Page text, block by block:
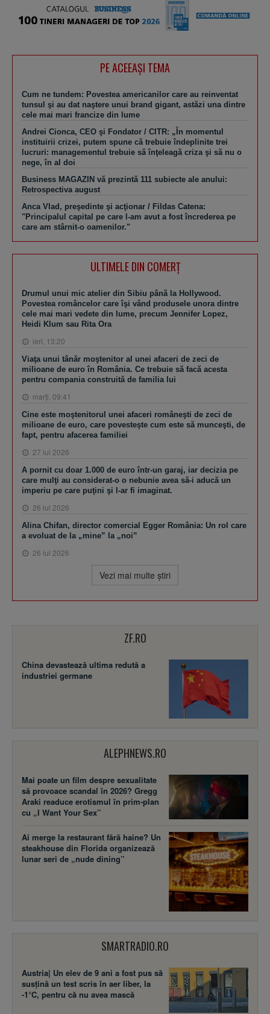
PE ACEEAŞI TEMA
Cum ne tundem: Povestea americanilor care au reinventat
tunsul şi au dat naştere unui brand gigant, astăzi una dintre
cele mai mari francize din lume
Andrei Cionca, CEO şi Fondator / CITR: „În momentul
instituirii crizei, putem spune că trebuie îndeplinite trei
lucruri: managementul trebuie să înţeleagă criza şi să nu o
nege, în al doi
Business MAGAZIN vă prezintă 111 subiecte ale anului:
Retrospectiva august
Anca Vlad, preşedinte şi acţionar / Fildas Catena:
"Principalul capital pe care l-am avut a fost încrederea pe
care am stârnit-o oamenilor."
ULTIMELE DIN COMERȚ
Drumul unui mic atelier din Sibiu până la Hollywood.
Povestea româncelor care îşi vând produsele unora dintre
cele mai mari vedete din lume, precum Jennifer Lopez,
Heidi Klum sau Rita Ora
ieri, 13:20
Viaţa unui tânăr moştenitor al unei afaceri de zeci de
milioane de euro în România. Ce trebuie să facă acesta
pentru compania construită de familia lui
marţi, 09:41
Cine este moştenitorul unei afaceri româneşti de zeci de
milioane de euro, care povesteşte cum este să munceşti, de
fapt, pentru afacerea familiei
27 iul 2026
A pornit cu doar 1.000 de euro într-un garaj, iar decizia pe
care mulţi au considerat-o o nebunie avea să-i aducă un
imperiu pe care puţini şi l-ar fi imaginat.
26 iul 2026
Alina Chifan, director comercial Egger România: Un rol care
a evoluat de la „mine” la „noi”
26 iul 2026
Vezi mai multe ştiri
ZF.RO
China devastează ultima redută a
industriei germane
ALEPHNEWS.RO
Mai poate un film despre sexualitate
să provoace scandal în 2026? Gregg
Araki readuce erotismul în prim-plan
cu „I Want Your Sex”
Ai merge la restaurant fără haine? Un
steakhouse din Florida organizează
lunar seri de „nude dining”
SMARTRADIO.RO
Austria| Un elev de 9 ani a fost pus să
susţină un test scris în aer liber, la
-1°C, pentru că nu avea mască